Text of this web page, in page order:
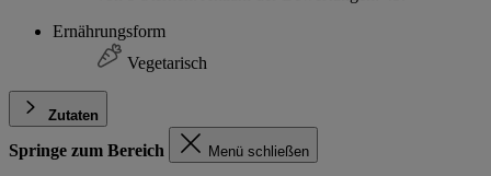
Ernährungsform
Vegetarisch
Zutaten
Springe zum Bereich Menü schließen